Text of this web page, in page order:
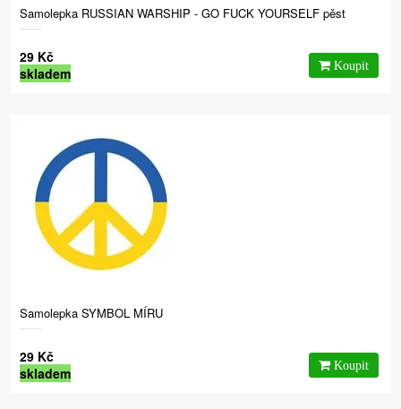
Samolepka RUSSIAN WARSHIP - GO FUCK YOURSELF pěst
29 Kč
skladem
Samolepka SYMBOL MÍRU
29 Kč
skladem